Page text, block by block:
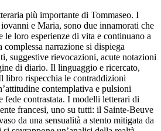
più importante di Tommaseo. I
e Maria, sono due innamorati che
le loro esperienze di vita e continuano a
narrazione si dispiega
suggestive rievocazioni, acute notazioni
di diario. Il linguaggio e ricercato,
libro rispecchia le contraddizioni
contemplativa e pulsioni
fede contrastata. I modelli letterari di
francesi, uno su tutti: il Sainte-Beuve
da una sensualità a stento mitigata da